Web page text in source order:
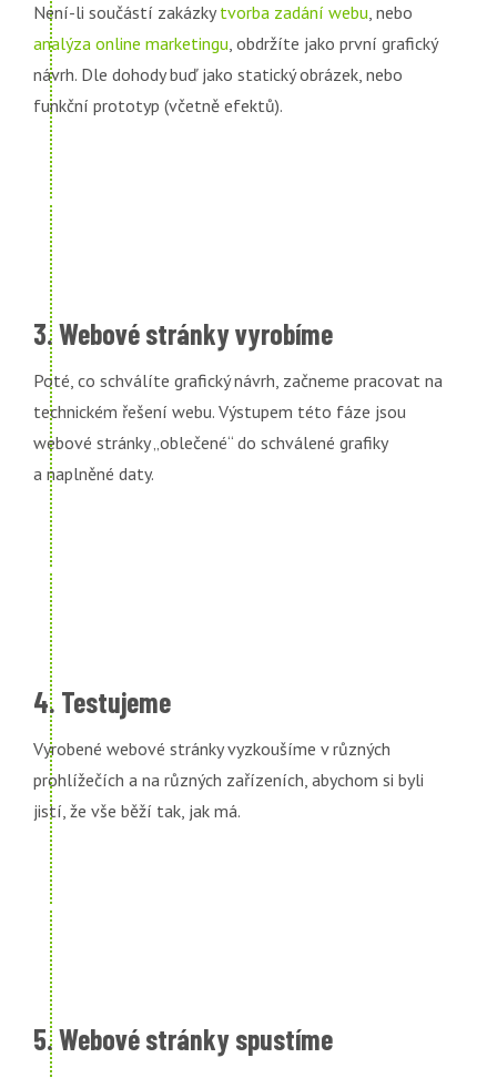
Není-li součástí zakázkytvorba zadání webu, nebo
analýza online marketingu, obdržíte jako první grafický
návrh. Dle dohody buď jako statický obrázek, nebo
funkční prototyp (včetně efektů).
3. Webové stránky vyrobíme
Poté, co schválíte grafický návrh, začneme pracovat na
technickém řešení webu. Výstupem této fáze jsou
webové stránky „oblečené“ do schválené grafiky
a naplněné daty.
4. Testujeme
Vyrobené webové stránky vyzkoušíme v různých
prohlížečích a na různých zařízeních, abychom si byli
jistí, že vše běží tak, jak má.
5. Webové stránky spustíme